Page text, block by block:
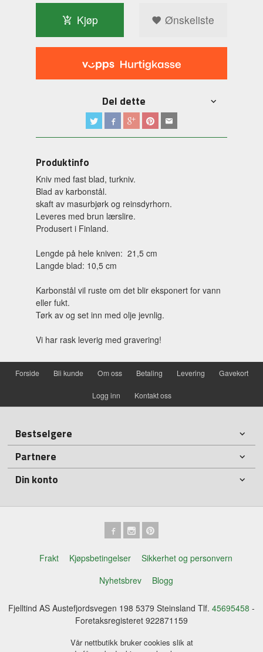
Kjøp Ønskeliste
Del dette
Produktinfo
Kniv med fast blad, turkniv.
Blad av karbonstål.
skaft av masurbjørk og reinsdyrhorn.
Leveres med brun lærslire.
Produsert i Finland.
Lengde på hele kniven: 21,5 cm
Langde blad: 10,5 cm
Karbonstål vil ruste om det blir eksponert for vann
eller fukt.
Tørk av og set inn med olje jevnlig.
Vi har rask leverig med gravering!
Forside Bli kunde Om oss Betaling Levering Gavekort
Logg inn Kontakt oss
Bestselgere
Partnere
Din konto
Frakt Kjøpsbetingelser
Sikkerhet og personvern
Nyhetsbrev
Blogg
Fjelltind AS Austefjordsvegen 198 5379 Steinsland Tlf. 45695458 -
Foretaksregisteret 922871159
Vår nettbutikk bruker cookies slik at